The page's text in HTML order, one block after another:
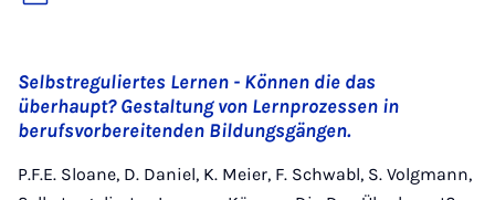
Selbstreguliertes Lernen - Können die das
überhaupt? Gestaltung von Lernprozessen in
berufsvorbereitenden Bildungsgängen.
P.F.E. Sloane, D. Daniel, K. Meier, F. Schwabl, S. Volgmann,